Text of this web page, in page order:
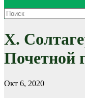
Х.
Почетной
Окт 6, 2020